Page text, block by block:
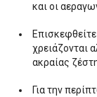
και οι
χρειάζονται
ακραίας
Για την